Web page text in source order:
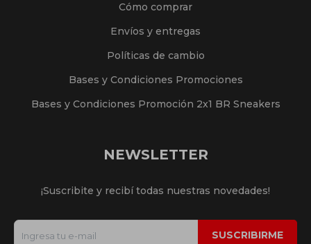
Cómo comprar
Envíos y entregas
Políticas de cambio
Bases y Condiciones Promociones
Bases y Condiciones Promoción 2x1 BR Sneakers
NEWSLETTER
¡Suscribite y recibí todas nuestras novedades!
SUSCRIBIRME